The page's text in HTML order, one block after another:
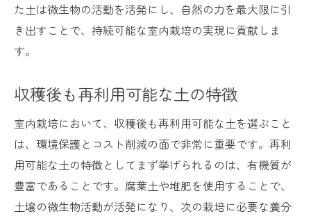
た土は微生物の活動を活発にし、自然の力を最大限に引
き出すことで、持続可能な室内栽培の実現に貢献しま
す。
収穫後も再利用可能な土の特徴
室内栽培において、収穫後も再利用可能な土を選ぶこと
は、環境保護とコスト削減の面で非常に重要です。再利
用可能な土の特徴としてまず挙げられるのは、有機質が
豊富であることです。腐葉土や堆肥を使用することで、
土壌の微生物活動が活発になり、次の栽培に必要な養分